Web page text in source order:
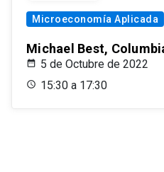
Microeconomía Aplicada
Michael Best,
5 de Octubre de 2022
15:30 a 17:30